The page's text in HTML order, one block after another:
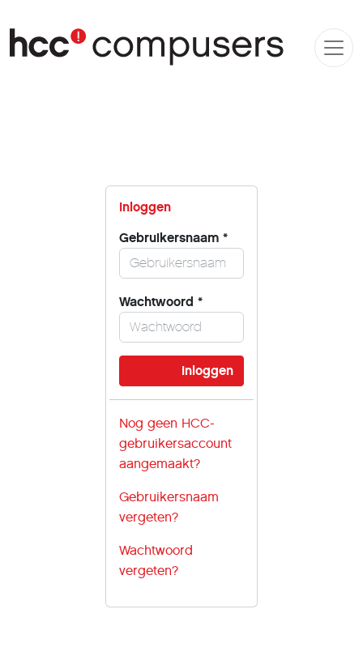
Inloggen
Gebruikersnaam *
Wachtwoord *
Nog geen HCC-
gebruikersaccount
aangemaakt?
Gebruikersnaam
vergeten?
Wachtwoord
vergeten?